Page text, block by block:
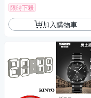
限時下殺
加入購物車